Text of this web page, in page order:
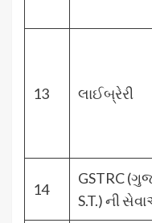
13 લાઈબ્રેરી
14
GSTRC
S.T.) ની